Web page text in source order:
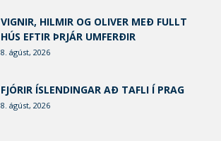
VIGNIR, HILMIR OG OLIVER MEÐ FULLT
HÚS EFTIR ÞRJÁR UMFERÐIR
8. ágúst, 2026
FJÓRIR ÍSLENDINGAR AÐ TAFLI Í PRAG
8. ágúst, 2026